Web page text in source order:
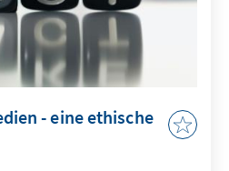
- eine ethische